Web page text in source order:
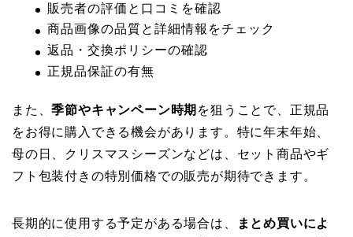
販売者の評価と口コミを確認
商品画像の品質と詳細情報をチェック
返品・交換ポリシーの確認
正規品保証の有無
また、季節やキャンペーン時期 を狙うことで、正規品
をお得に購入できる機会があります。特に年末年始、
母の日、クリスマスシーズンなどは、セット商品やギ
フト包装付きの特別価格での販売が期待できます。
長期的に使用する予定がある場合は、
まとめ買いによ